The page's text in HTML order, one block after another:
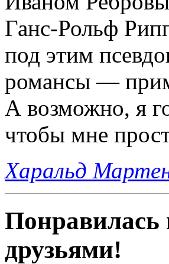
Ганс-Рольф
под этим
романсы —
А возможно, я
чтобы мне
Харальд
Понравилась
друзьями!